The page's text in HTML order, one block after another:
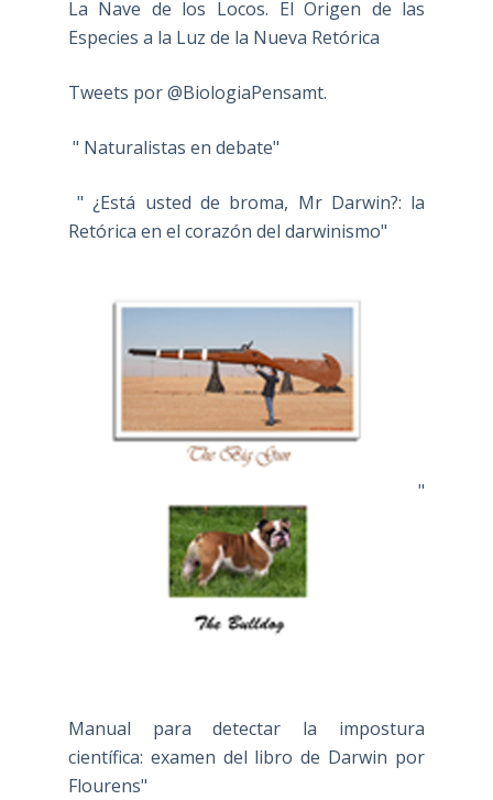
La Nave de los Locos. El Origen de las
Especies a la Luz de la Nueva Retórica
Tweets por @BiologiaPensamt.
" Naturalistas en debate"
" ¿Está usted de broma, Mr Darwin?: la
Retórica en el corazón del darwinismo"
"
Manual para detectar la impostura
científica: examen del libro de Darwin por
Flourens"